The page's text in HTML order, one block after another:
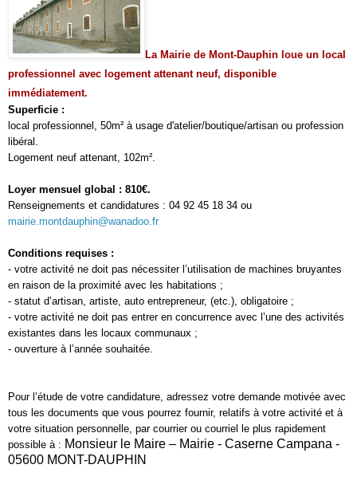
La Mairie de Mont-Dauphin loue un local
professionnel avec logement attenant neuf, disponible
immédiatement.
Superficie :
local professionnel, 50m² à usage d'atelier/boutique/artisan ou profession
libéral.
Logement neuf attenant, 102m².
Loyer mensuel global : 810€.
Renseignements et candidatures : 04 92 45 18 34 ou
mairie.montdauphin@wanadoo.fr
Conditions requises :
- votre activité ne doit pas nécessiter l’utilisation de machines bruyantes
en raison de la proximité avec les habitations ;
- statut d’artisan, artiste, auto entrepreneur, (etc.), obligatoire ;
- votre activité ne doit pas entrer en concurrence avec l’une des activités
existantes dans les locaux communaux ;
- ouverture à l’année souhaitée.
Pour l’étude de votre candidature, adressez votre demande motivée avec
tous les documents que vous pourrez fournir, relatifs à votre activité et à
votre situation personnelle, par courrier ou courriel le plus rapidement
possible à : Monsieur le Maire – Mairie - Caserne Campana -
05600 MONT-DAUPHIN